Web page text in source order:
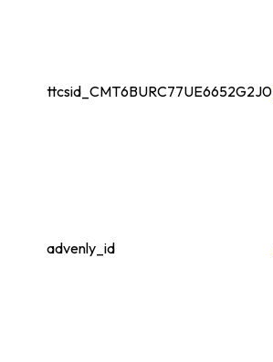
ttcsid_CMT6BURC77UE6652G2J0
advenly_id